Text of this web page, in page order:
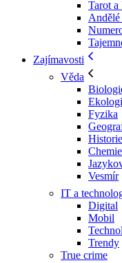
Tarot a
Andělé
Zajímavosti
Věda
Fyzika
Historie
Chemie
Vesmír
IT a
Digital
Mobil
Trendy
True crime